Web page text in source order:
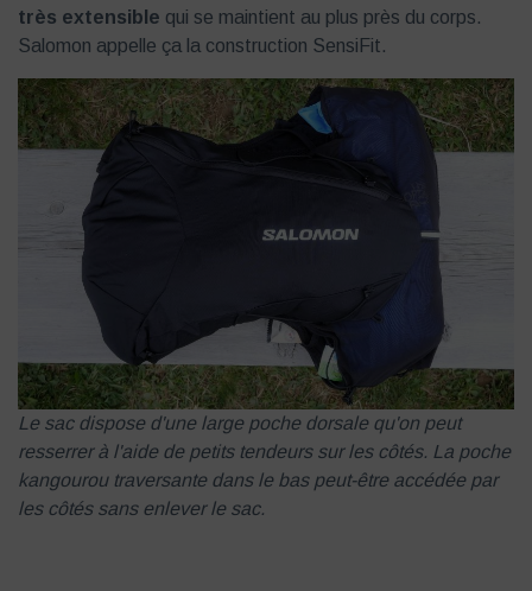
très extensible qui se maintient au plus près du corps.
Salomon appelle ça la construction SensiFit.
Le sac dispose d'une large poche dorsale qu'on peut
resserrer à l'aide de petits tendeurs sur les côtés. La poche
kangourou traversante dans le bas peut-être accédée par
les côtés sans enlever le sac.